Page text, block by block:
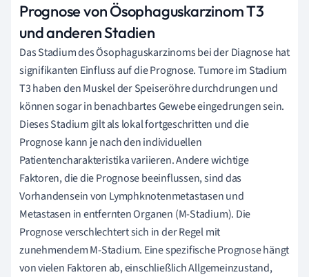
Prognose von Ösophaguskarzinom T3
und anderen Stadien
Das Stadium des Ösophaguskarzinoms bei der Diagnose hat
signifikanten Einfluss auf die Prognose. Tumore im Stadium
T3 haben den Muskel der Speiseröhre durchdrungen und
können sogar in benachbartes Gewebe eingedrungen sein.
Dieses Stadium gilt als lokal fortgeschritten und die
Prognose kann je nach den individuellen
Patientencharakteristika variieren. Andere wichtige
Faktoren, die die Prognose beeinflussen, sind das
Vorhandensein von Lymphknotenmetastasen und
Metastasen in entfernten Organen (M-Stadium). Die
Prognose verschlechtert sich in der Regel mit
zunehmendem M-Stadium. Eine spezifische Prognose hängt
von vielen Faktoren ab, einschließlich Allgemeinzustand,